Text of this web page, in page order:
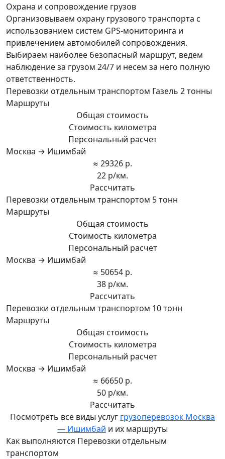
Охрана и сопровождение грузов
Организовываем охрану грузового транспорта с
использованием систем GPS-мониторинга и
привлечением автомобилей сопровождения.
Выбираем наиболее безопасный маршрут, ведем
наблюдение за грузом 24/7 и несем за него полную
ответственность.
Перевозки отдельным транспортом Газель 2 тонны
Маршруты
Общая стоимость
Стоимость километра
Персональный расчет
Москва → Ишимбай
≈ 29326 р.
22 р/км.
Рассчитать
Перевозки отдельным транспортом 5 тонн
Маршруты
Общая стоимость
Стоимость километра
Персональный расчет
Москва → Ишимбай
≈ 50654 р.
38 р/км.
Рассчитать
Перевозки отдельным транспортом 10 тонн
Маршруты
Общая стоимость
Стоимость километра
Персональный расчет
Москва → Ишимбай
≈ 66650 р.
50 р/км.
Рассчитать
Посмотреть все виды услуг грузоперевозок Москва
— Ишимбай и их маршруты
Как выполняются Перевозки отдельным
транспортом